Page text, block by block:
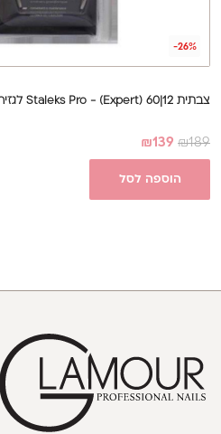
-26%
צבתית 12|60 Staleks Pro - (Expert) לגזירת ציפורניים
₪189
₪139
הוספה לסל